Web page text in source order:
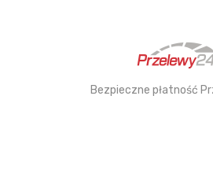
Bezpieczne płatność